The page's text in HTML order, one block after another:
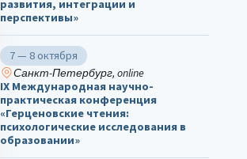
развития, интеграции и
перспективы»
7 — 8 октября
Санкт-Петербург, online
IX Международная научно-
практическая конференция
«Герценовские чтения:
психологические исследования в
образовании»